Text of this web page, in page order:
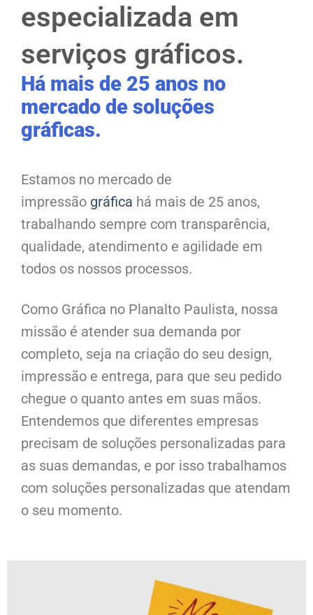
especializada em
serviços gráficos.
Há mais de 25 anos no
mercado de soluções
gráficas.
Estamos no mercado de
impressão gráfica há mais de 25 anos,
trabalhando sempre com transparência,
qualidade, atendimento e agilidade em
todos os nossos processos.
Como Gráfica no Planalto Paulista, nossa
missão é atender sua demanda por
completo, seja na criação do seu design,
impressão e entrega, para que seu pedido
chegue o quanto antes em suas mãos.
Entendemos que diferentes empresas
precisam de soluções personalizadas para
as suas demandas, e por isso trabalhamos
com soluções personalizadas que atendam
o seu momento.